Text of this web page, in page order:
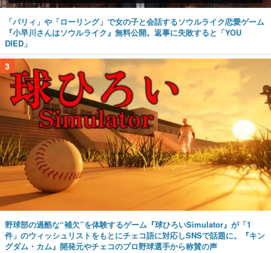
「パリィ」や「ローリング」で女の子と会話するソウルライク恋愛ゲーム
『小早川さんはソウルライク』無料公開。返事に失敗すると「YOU
DIED」
3
野球部の過酷な“補欠”を体験するゲーム『球ひろいSimulator』が「1
件」のウィッシュリストをもとにチェコ語に対応しSNSで話題に。『キン
グダム・カム』開発元やチェコのプロ野球選手から称賛の声